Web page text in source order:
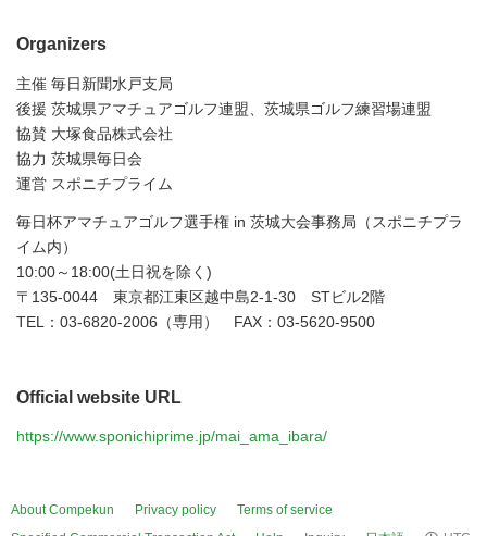
Organizers
主催 毎日新聞水戸支局
後援 茨城県アマチュアゴルフ連盟、茨城県ゴルフ練習場連盟
協賛 大塚食品株式会社
協力 茨城県毎日会
運営 スポニチプライム
毎日杯アマチュアゴルフ選手権 in 茨城大会事務局（スポニチプラ
イム内）
10:00～18:00(土日祝を除く)
〒135-0044 東京都江東区越中島2-1-30 STビル2階
TEL：03-6820-2006（専用） FAX：03-5620-9500
Official website URL
https://www.sponichiprime.jp/mai_ama_ibara/
About Compekun Privacy policy
Terms of service